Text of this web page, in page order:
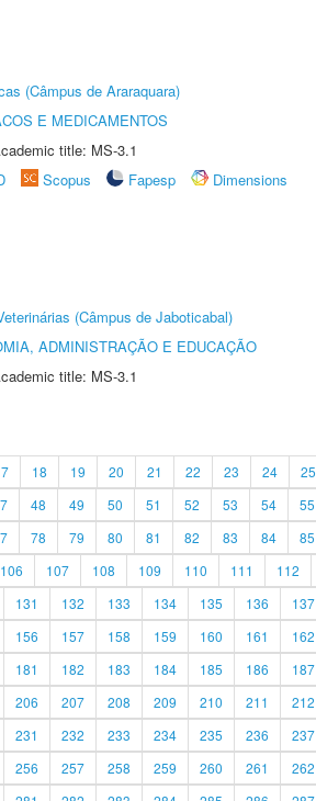
(Câmpus de Araraquara)
E MEDICAMENTOS
title: MS-3.1
Scopus Fapesp
Dimensions
(Câmpus de Jaboticabal)
ADMINISTRAÇÃO E EDUCAÇÃO
title: MS-3.1
18 19 20 21 22 23 24 25
48 49 50 51 52 53 54 55
78 79 80 81 82 83 84 85
106 107 108 109 110 111 112
131 132 133 134 135 136 137
156 157 158 159 160 161 162
181 182 183 184 185 186 187
206 207 208 209 210 211 212
231 232 233 234 235 236 237
256 257 258 259 260 261 262